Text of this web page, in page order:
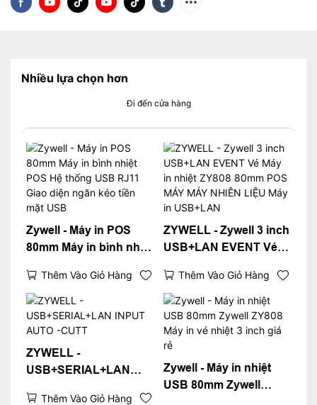
Nhiều lựa chọn hơn
Đi đến cửa hàng
Zywell - Máy in POS
80mm Máy in bình nhiệt
RJ11 Giao diện ngăn
kéo tiền mặt USB
Thêm Vào Giỏ Hàng
ZYWELL - Zywell 3 inch
USB+LAN EVENT Vé
80mm POS MÁY MÁY
NHIÊN LIỆU Máy in
USB+LAN
Thêm Vào Giỏ Hàng
ZYWELL -
USB+SERIAL+LAN
Thêm Vào Giỏ Hàng
Zywell - Máy in nhiệt
USB 80mm Zywell